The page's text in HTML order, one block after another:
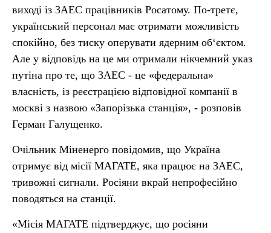
виході із ЗАЕС працівників Росатому. По-третє,
український персонал має отримати можливість
спокійно, без тиску оперувати ядерним об‘єктом.
Але у відповідь на це ми отримали нікчемний указ
путіна про те, що ЗАЕС - це «федеральна»
власність, із реєстрацією відповідної компанії в
москві з назвою «Запорізька станція», - розповів
Герман Галущенко.
Очільник Міненерго повідомив, що Україна
отримує від місії МАГАТЕ, яка працює на ЗАЕС,
тривожні сигнали. Росіяни вкрай непрофесійно
поводяться на станції.
«Місія МАГАТЕ підтверджує, що росіяни